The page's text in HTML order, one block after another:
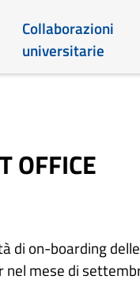
Main 2026
Collaborazioni
universitarie
OFFICE
on-boarding
mese di